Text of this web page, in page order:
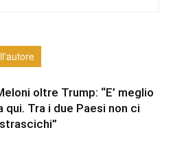
oltre Trump: “E’ meglio
qui. Tra i due Paesi non ci